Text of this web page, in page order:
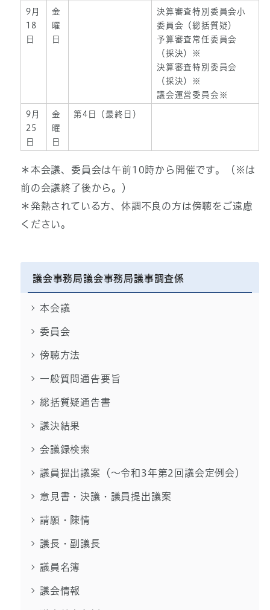
9月
18
日
金
曜
日
決算審査特別委員会小
委員会（総括質疑）
予算審査常任委員会
（採決）※
決算審査特別委員会
（採決）※
議会運営委員会※
9月
25
日
金
曜
日
第4日（最終日）
＊本会議、委員会は午前10時から開催です。（※は
前の会議終了後から。）
＊発熱されている方、体調不良の方は傍聴をご遠慮
ください。
議会事務局議会事務局議事調査係
本会議
委員会
傍聴方法
一般質問通告要旨
総括質疑通告書
議決結果
会議録検索
議員提出議案（～令和3年第2回議会定例会）
意見書・決議・議員提出議案
請願・陳情
議長・副議長
議員名簿
議会情報